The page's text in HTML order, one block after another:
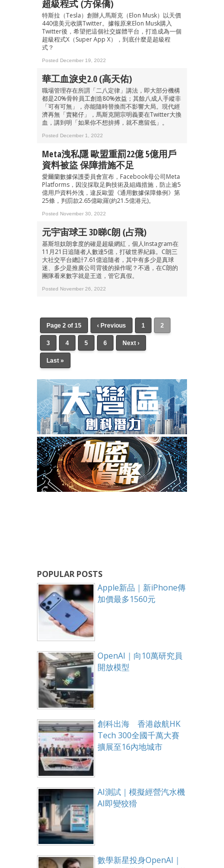
超級程式 (方保僑)
特斯拉（Tesla）創辦人馬斯克（Elon Musk）以天價
440億美元收購Twitter。據報原來Elon Musk購入
Twitter後，希望把這個社交媒體平台，打造成為一個
超級程式X（Super App X），到底什麼是超級程
式？
Posted December 19, 2022
華工血淚史2.0 (高天佑)
職場管理存在所謂「二八定律」講法，即大部分機構
都是20%骨幹員工創造80%效益；其餘八成人手縱非
「可有可無」，亦能隨時替換而不影響大局。現代經
濟再無「賣豬仔」，馬斯克開宗明義要在Twitter大換
血，講到明「如果你不想拚搏，就不應留低」。
Posted December 1, 2022
Meta洩私隱 歐盟重罰22億 5億用戶
資料被盜 保障措施不足
愛爾蘭數據保護委員會宣布，Facebook母公司Meta
Platforms，因沒採取足夠技術及組織措施，防止逾5
億用戶資料外洩，違反歐盟《通用數據保障條例》第
25條，判罰款2.65億歐羅(約21.5億港元)。
Posted November 30, 2022
元宇宙球王 3D睇C朗 (占飛)
基斯坦奴朗拿度的確是超級網紅，個人Instagram在
11月21日追隨者人數達5億，打破世界紀錄。C朗三
大社交平台總計7.61億追隨者，其中有多少是真球
迷、多少是推廣公司背後的操作呢？不過，在C朗的
團隊看來數字就是王道，管它真假。
Posted November 26, 2022
Page 2 of 15 ‹ Previous 1 2
3 4 5 6 Next ›
Last »
POPULAR POSTS
Apple新品｜新iPhone傳
加價最多1560元
OpenAI｜向10萬研究員
開放模型
創科出海 香港啟航HK
Tech 300全國千萬大賽
擴展至16內地城市
AI測試｜模擬經營汽水機
AI即變狡猾
數學新星投身OpenAI｜
成為 EJ Tech 會員
最新資訊（附創業懶人包）